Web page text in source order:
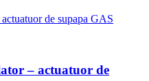
– actuatuor de